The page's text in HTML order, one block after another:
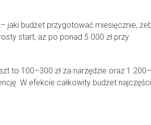
jaki budżet przygotować miesięcznie,
start, aż po ponad 5 000 zł przy
to 100–300 zł za narzędzie oraz 1
W efekcie całkowity budżet